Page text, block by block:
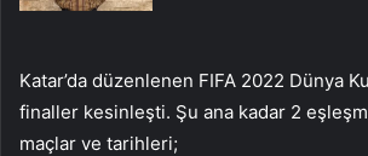
Katar’da düzenlenen FIFA 2022 Dünya
finaller kesinleşti. Şu ana kadar 2
maçlar ve tarihleri;